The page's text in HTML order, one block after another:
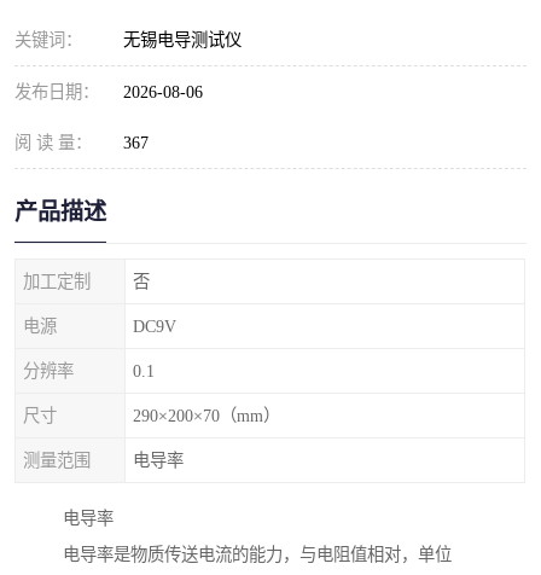
关键词： 无锡电导测试仪
发布日期： 2026-08-06
阅 读 量： 367
产品描述
加工定制 否
电源 DC9V
分辨率 0.1
尺寸 290×200×70（mm）
测量范围 电导率
电导率
电导率是物质传送电流的能力，与电阻值相对，单位